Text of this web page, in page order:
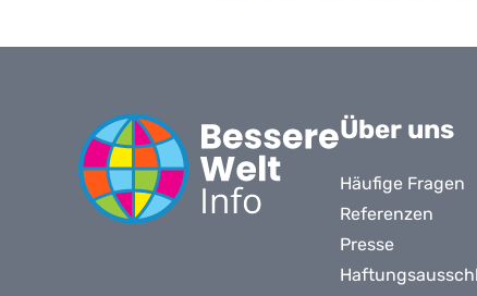
Über uns
Häufige Fragen
Referenzen
Presse